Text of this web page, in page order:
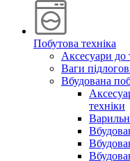
Побутова техніка
Аксесуари до
Ваги
Вбудована
техніки